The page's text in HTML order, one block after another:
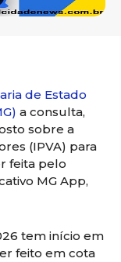
de Estado
a consulta,
sobre a
(IPVA) para
feita pelo
MG App,
tem início em
feito em cota